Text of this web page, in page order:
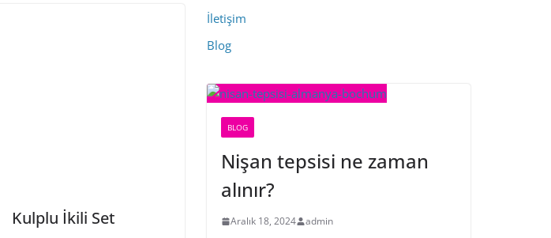
Kulplu İkili Set
İletişim
Blog
BLOG
Nişan tepsisi ne zaman
alınır?
Aralık 18, 2024 admin